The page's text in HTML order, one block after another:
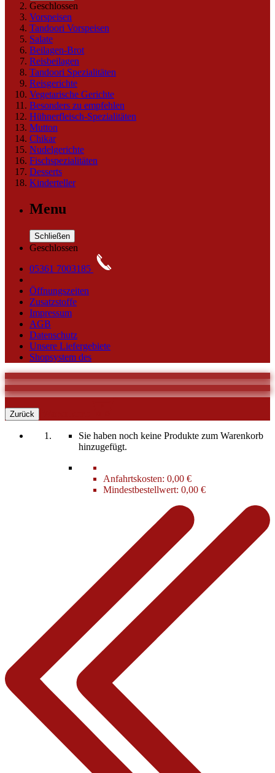
Geschlossen
Vorspeisen
Tandoori Vorspeisen
Salate
Beilagen-Brot
Reisbeilagen
Tandoori Spezialitäten
Reisgerichte
Vegetarische Gerichte
Besonders zu empfehlen
Hühnerfleisch-Spezialitäten
Mutton
Chikar
Nudelgerichte
Fischspezialitäten
Desserts
Kinderteller
Menu
Schließen
Geschlossen
05361 7003185
Öffnungszeiten
Zusatzstoffe
Impressum
AGB
Datenschutz
Unsere Liefergebiete
Shopsystem des
Zurück
Sie haben noch keine Produkte zum Warenkorb
hinzugefügt.
Anfahrtskosten: 0,00 €
Mindestbestellwert: 0,00 €